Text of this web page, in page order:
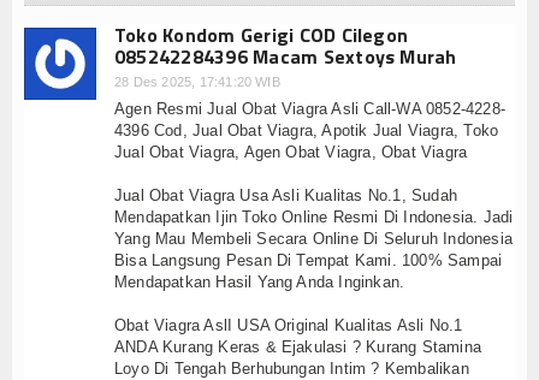
Toko Kondom Gerigi COD Cilegon
085242284396 Macam Sextoys Murah
28 Des 2025, 17:41:20 WIB
Agen Resmi Jual Obat Viagra Asli Call-WA 0852-4228-
4396 Cod, Jual Obat Viagra, Apotik Jual Viagra, Toko
Jual Obat Viagra, Agen Obat Viagra, Obat Viagra
Jual Obat Viagra Usa Asli Kualitas No.1, Sudah
Mendapatkan Ijin Toko Online Resmi Di Indonesia. Jadi
Yang Mau Membeli Secara Online Di Seluruh Indonesia
Bisa Langsung Pesan Di Tempat Kami. 100% Sampai
Mendapatkan Hasil Yang Anda Inginkan.
Obat Viagra AslI USA Original Kualitas Asli No.1
ANDA Kurang Keras & Ejakulasi ? Kurang Stamina
Loyo Di Tengah Berhubungan Intim ? Kembalikan